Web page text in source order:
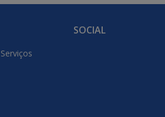
SOCIAL